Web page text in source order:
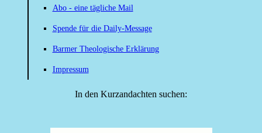
Abo - eine tägliche Mail
Spende für die Daily-Message
Barmer Theologische Erklärung
Impressum
In den Kurzandachten suchen: